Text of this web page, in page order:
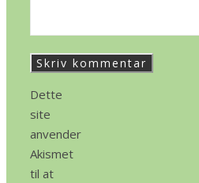
Dette
site
anvender
Akismet
til at